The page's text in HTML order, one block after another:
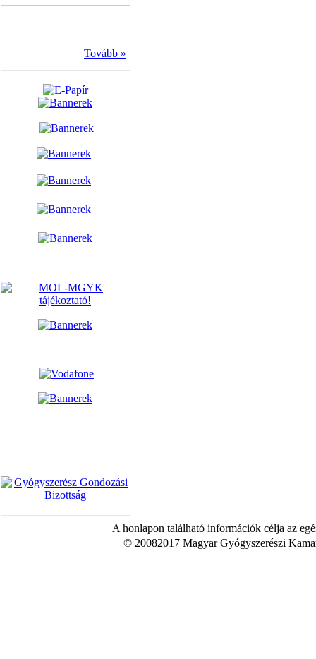
Tovább »
A honlapon található információk célja az
© 20082017 Magyar Gyógyszerészi